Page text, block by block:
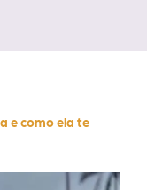
e como ela te